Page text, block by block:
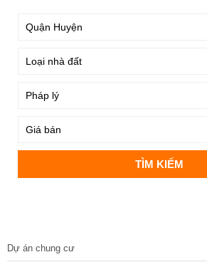
Dự án chung cư